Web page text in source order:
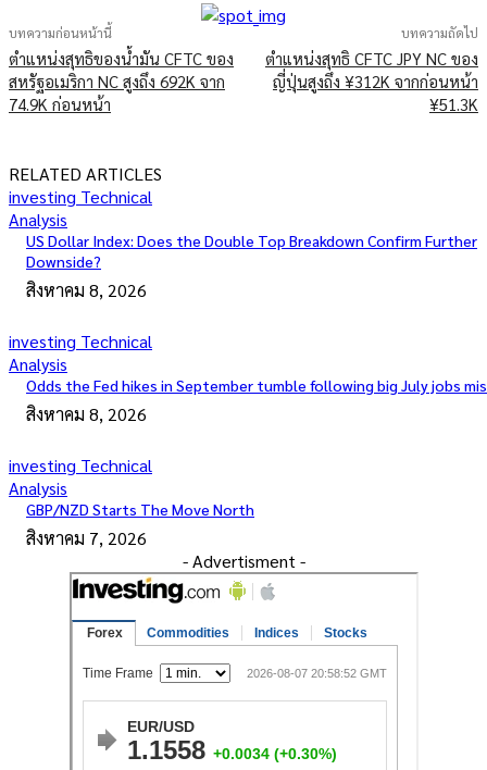
บทความก่อนหน้านี้
ตำแหน่งสุทธิของน้ำมัน CFTC ของ
สหรัฐอเมริกา NC สูงถึง 692K จาก
74.9K ก่อนหน้า
บทความถัดไป
ตำแหน่งสุทธิ CFTC JPY NC ของ
ญี่ปุ่นสูงถึง ¥312K จากก่อนหน้า
¥51.3K
RELATED ARTICLES
investing Technical
Analysis
US Dollar Index: Does the Double Top Breakdown Confirm Further
Downside?
สิงหาคม 8, 2026
investing Technical
Analysis
Odds the Fed hikes in September tumble following big July jobs
สิงหาคม 8, 2026
investing Technical
Analysis
GBP/NZD Starts The Move North
สิงหาคม 7, 2026
- Advertisment -